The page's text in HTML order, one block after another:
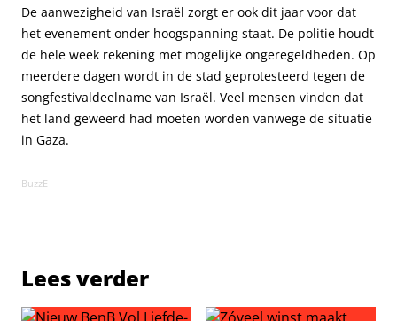
De aanwezigheid van Israël zorgt er ook dit jaar voor dat
het evenement onder hoogspanning staat. De politie houdt
de hele week rekening met mogelijke ongeregeldheden. Op
meerdere dagen wordt in de stad geprotesteerd tegen de
songfestivaldeelname van Israël. Veel mensen vinden dat
het land geweerd had moeten worden vanwege de situatie
in Gaza.
BuzzE
Lees verder